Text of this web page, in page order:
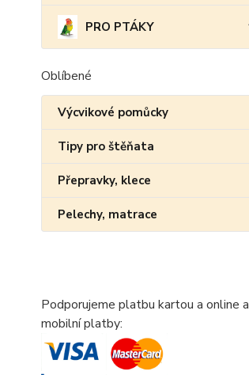
PRO PTÁKY
Oblíbené
Výcvikové pomůcky
Tipy pro štěňata
Přepravky, klece
Pelechy, matrace
Podporujeme platbu kartou a online a
mobilní platby: